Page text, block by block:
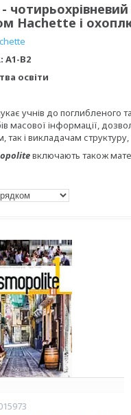
Hachette і
A1-B2
освіти
учнів до поглибленого
масової інформації,
так і викладачам
включають також